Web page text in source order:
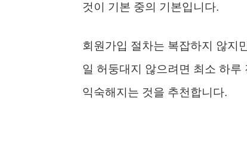
것이 기본 중의 기본입니다.
회원가입 절차는 복잡하지 않지
일 허둥대지 않으려면 최소 하루
익숙해지는 것을 추천합니다.